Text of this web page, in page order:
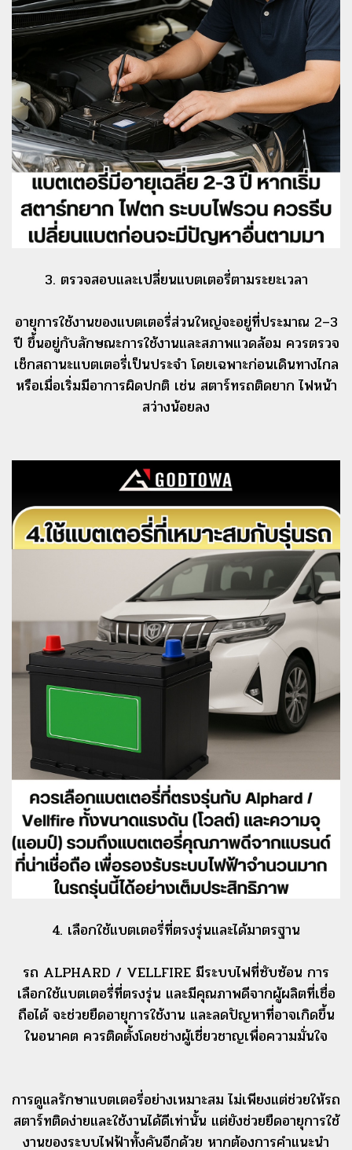
3. ตรวจสอบและเปลี่ยนแบตเตอรี่ตามระยะเวลา
อายุการใช้งานของแบตเตอรี่ส่วนใหญ่จะอยู่ที่ประมาณ 2–3
ปี ขึ้นอยู่กับลักษณะการใช้งานและสภาพแวดล้อม ควรตรวจ
เช็กสถานะแบตเตอรี่เป็นประจำ โดยเฉพาะก่อนเดินทางไกล
หรือเมื่อเริ่มมีอาการผิดปกติ เช่น สตาร์ทรถติดยาก ไฟหน้า
สว่างน้อยลง
4. เลือกใช้แบตเตอรี่ที่ตรงรุ่นและได้มาตรฐาน
รถ ALPHARD / VELLFIRE มีระบบไฟที่ซับซ้อน การ
เลือกใช้แบตเตอรี่ที่ตรงรุ่น และมีคุณภาพดีจากผู้ผลิตที่เชื่อ
ถือได้ จะช่วยยืดอายุการใช้งาน และลดปัญหาที่อาจเกิดขึ้น
ในอนาคต ควรติดตั้งโดยช่างผู้เชี่ยวชาญเพื่อความมั่นใจ
การดูแลรักษาแบตเตอรี่อย่างเหมาะสม ไม่เพียงแต่ช่วยให้รถ
สตาร์ทติดง่ายและใช้งานได้ดีเท่านั้น แต่ยังช่วยยืดอายุการใช้
งานของระบบไฟฟ้าทั้งคันอีกด้วย หากต้องการคำแนะนำ